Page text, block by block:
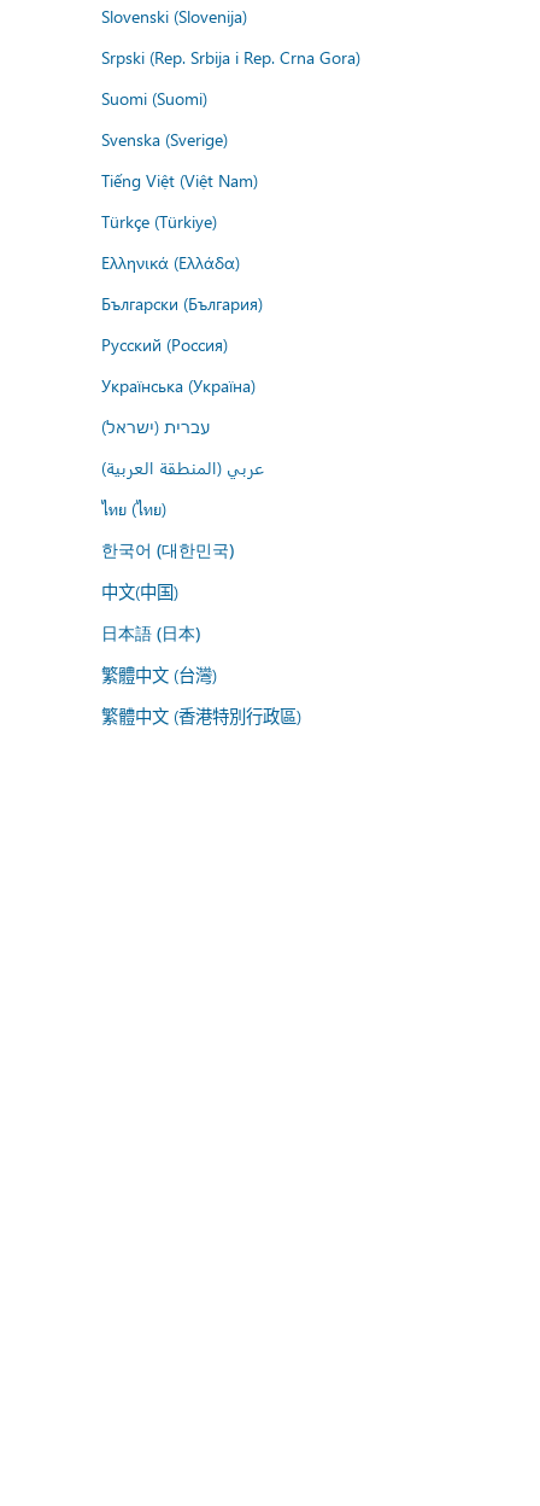
Slovenski (Slovenija)
Srpski (Rep. Srbija i Rep. Crna Gora)
Suomi (Suomi)
Svenska (Sverige)
Tiếng Việt (Việt Nam)
Türkçe (Türkiye)
Ελληνικά (Ελλάδα)
Български (България)
Русский (Россия)
Українська (Україна)
עברית (ישראל)
عربي (المنطقة العربية)
ไทย (ไทย)
한국어 (대한민국)
中文(中国)
日本語 (日本)
繁體中文 (台灣)
繁體中文 (香港特別行政區)